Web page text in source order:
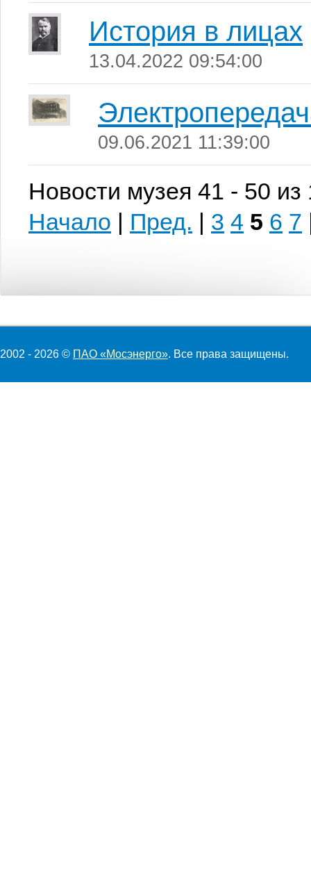
История в лицах
13.04.2022 09:54:00
09.06.2021 11:39:00
Новости музея 41 - 50 из
Начало | Пред. | 3 4 5 6 7
2002 - 2026 © ПАО «Мосэнерго». Все права защищены.